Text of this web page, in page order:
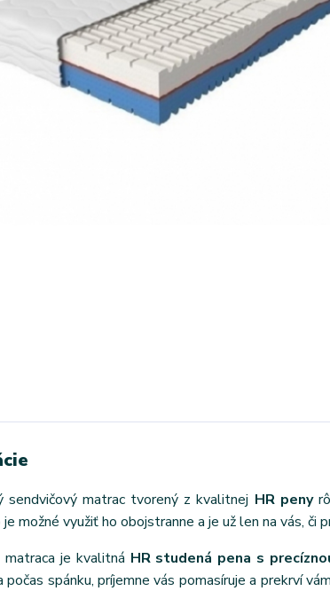
sendvičový matrac tvorený z kvalitnej HR peny
možné využiť ho obojstranne a je už len na vás,
matraca je kvalitná HR studená pena s
spánku, príjemne vás pomasíruje a prekrví